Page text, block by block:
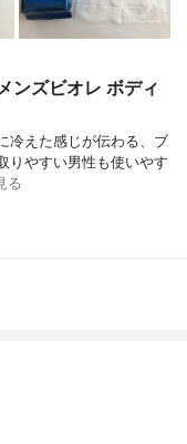
ンズビオレ ボディ
冷えた感じが伝わる、ブ
りやすい男性も使いやす
る